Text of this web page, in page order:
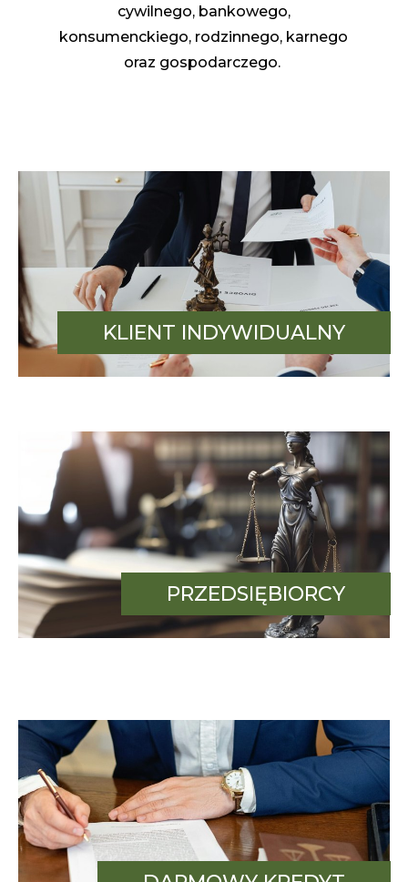
cywilnego, bankowego,
konsumenckiego, rodzinnego, karnego
oraz gospodarczego.
KLIENT INDYWIDUALNY
PRZEDSIĘBIORCY